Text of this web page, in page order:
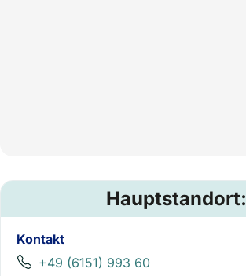
Hauptstandort:
Kontakt
+49 (6151) 993 60